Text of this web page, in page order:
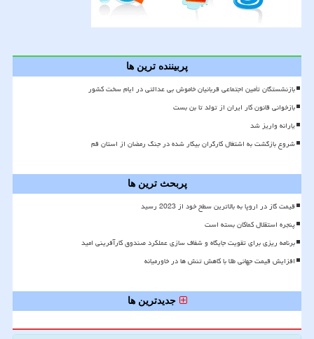
پربیننده ترین ها
بازنشستگان تأمین اجتماعی قربانیان خاموش بی عدالتی در ایام سخت کشور
بازخوانی قانون کار ایران از تولد تا بن بست
یارانه واریز شد
شروع بازگشت به اشتغال کارگران بیکار شده در جنگ رمضان از استان قم
پربحث ترین ها
قیمت گاز در اروپا به بالاترین سطح خود از 2023 رسید
پنجره استقلال کماکان بسته است
برنامه ریزی برای تقویت جایگاه و شفاف سازی عملکرد صندوق کارآفرینی امید
افزایش قیمت جهانی طلا با کاهش تنش ها در خاورمیانه
جدیدترین ها